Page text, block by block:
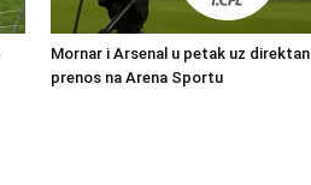
Mornar i Arsenal u petak uz direktan
prenos na Arena Sportu